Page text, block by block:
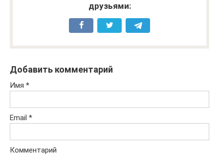
друзьями:
Добавить комментарий
Имя *
Email *
Комментарий